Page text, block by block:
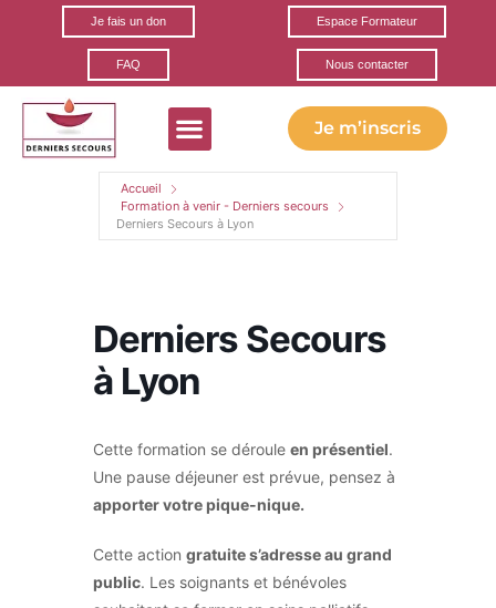
Je fais un don Espace Formateur
FAQ Nous contacter
Je m’inscris
Accueil
Formation à venir - Derniers secours
Derniers Secours à Lyon
Derniers Secours
à Lyon
Cette formation se déroule en présentiel.
Une pause déjeuner est prévue, pensez à
apporter votre pique-nique.
Cette action gratuite s’adresse au grand
public. Les soignants et bénévoles